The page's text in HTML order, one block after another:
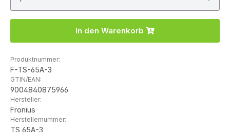
In den Warenkorb
Produktnummer:
F-TS-65A-3
GTIN/EAN:
9004840875966
Hersteller:
Fronius
Herstellernummer:
TS 65A-3